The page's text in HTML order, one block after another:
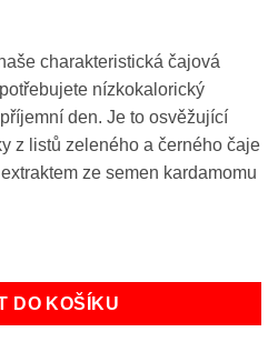
cena
Kč.
charakteristická čajová
nízkokalorický
den. Je to osvěžující
z listů zeleného a černého čaje
ze semen kardamomu
nápoj Citrón 50g množství
DO KOŠÍKU